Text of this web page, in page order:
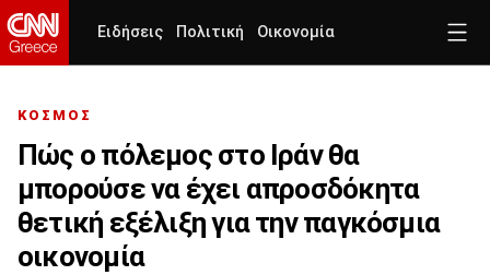
Ειδήσεις Πολιτική Οικονομία
ΚΟΣΜΟΣ
Πώς ο πόλεμος στο Ιράν θα
μπορούσε να έχει απροσδόκητα
θετική εξέλιξη για την παγκόσμια
οικονομία